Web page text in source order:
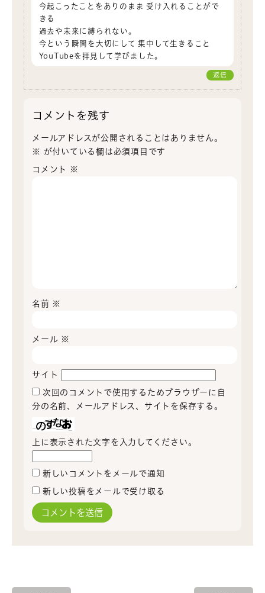
今起こったことをありのまま 受け入れることがで
きる
過去や未来に縛られない。
今という瞬間を大切にして 集中して生きること
YouTubeを拝見して学びました。
返信
コメントを残す
メールアドレスが公開されることはありません。
※
が付いている欄は必須項目です
コメント ※
名前 ※
メール ※
サイト
次回のコメントで使用するためブラウザーに自
分の名前、メールアドレス、サイトを保存する。
上に表示された文字を入力してください。
新しいコメントをメールで通知
新しい投稿をメールで受け取る